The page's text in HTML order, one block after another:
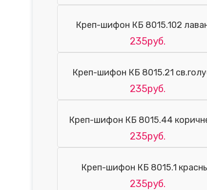
Креп-шифон КБ 8015.102
235руб.
Креп-шифон КБ 8015.21
235руб.
Креп-шифон КБ 8015.44
235руб.
Креп-шифон КБ 8015.1
235руб.